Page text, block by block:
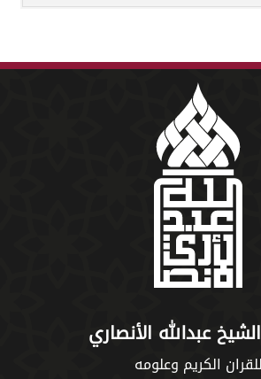
عبدالله الأنصاري
للقران الكريم وعلومه